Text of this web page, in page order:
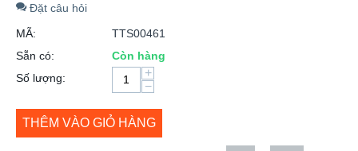
Đặt câu hỏi
MÃ:
TTS00461
Sẵn có:
Còn hàng
Số lượng:
+
−
THÊM VÀO GIỎ HÀNG